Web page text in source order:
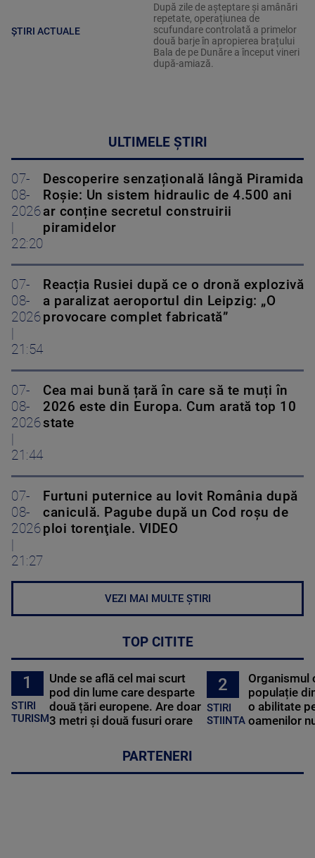
ȘTIRI ACTUALE
După zile de așteptare și amânări
repetate, operațiunea de
scufundare controlată a primelor
două barje în apropierea brațului
Bala de pe Dunăre a început vineri
după-amiază.
ULTIMELE ȘTIRI
07-
08-
2026
22:20
Descoperire senzațională lângă Piramida
Roșie: Un sistem hidraulic de 4.500 ani
ar conține secretul construirii
piramidelor
07-
08-
2026
21:54
Reacția Rusiei după ce o dronă explozivă
a paralizat aeroportul din Leipzig: „O
provocare complet fabricată”
07-
08-
2026
21:44
Cea mai bună țară în care să te muți în
2026 este din Europa. Cum arată top 10
state
07-
08-
2026
21:27
Furtuni puternice au lovit România după
caniculă. Pagube după un Cod roşu de
ploi torenţiale. VIDEO
VEZI MAI MULTE ȘTIRI
TOP CITITE
1
STIRI
TURISM
Unde se află cel mai scurt
pod din lume care desparte
două țări europene. Are doar
3 metri și două fusuri orare
2
STIRI
STIINTA
Organismul
populație
o abilitate
oamenilor
PARTENERI